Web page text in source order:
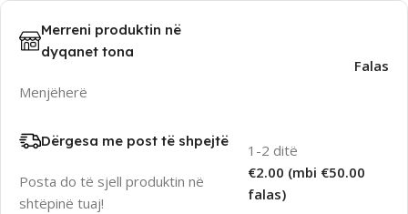
Merreni produktin në
dyqanet tona
Menjëherë
Falas
Dërgesa me post të shpejtë
Posta do të sjell produktin në
shtëpinë tuaj!
1-2 ditë
€2.00 (mbi €50.00
falas)